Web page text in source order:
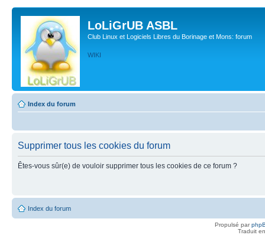
LoLiGrUB ASBL
Club Linux et Logiciels Libres du Borinage et Mons: forum
WIKI
Index du forum
Supprimer tous les cookies du forum
Êtes-vous sûr(e) de vouloir supprimer tous les cookies de ce forum ?
Index du forum
Propulsé par
Traduit